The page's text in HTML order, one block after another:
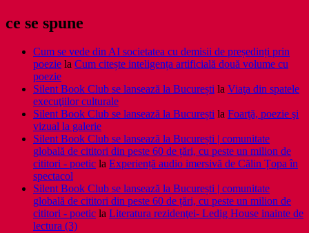
ce se spune
Cum se vede din AI societatea cu demisii de președinți prin
poezie la Cum citește inteligența artificială două volume cu
poezie
Silent Book Club se lansează la București la Viaţa din spatele
execuţiilor culturale
Silent Book Club se lansează la București la Foarţă, poezie şi
vizual la galerie
Silent Book Club se lansează la București | comunitate
globală de cititori din peste 60 de țări, cu peste un milion de
cititori - poetic la Experiență audio imersivă de Călin Țopa în
spectacol
Silent Book Club se lansează la București | comunitate
globală de cititori din peste 60 de țări, cu peste un milion de
cititori - poetic la Literatura rezidenţei- Ledig House inainte de
lectura (3)